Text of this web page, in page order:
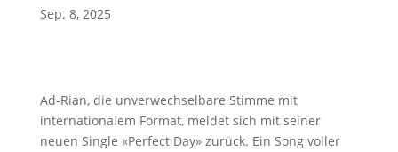
Sep. 8, 2025
Ad-Rian, die unverwechselbare Stimme mit
internationalem Format, meldet sich mit seiner
neuen Single «Perfect Day» zurück. Ein Song voller